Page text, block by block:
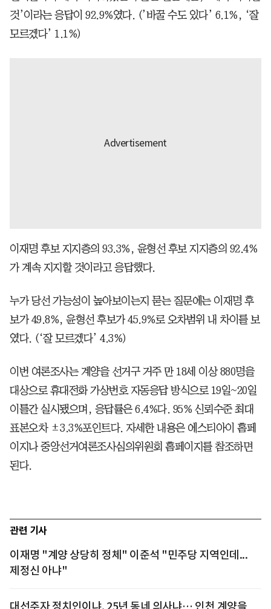
것’이라는 응답이 92.9%였다. (’바꿀 수도 있다’ 6.1%, ‘잘
모르겠다’ 1.1%)
이재명 후보 지지층의 93.3%, 윤형선 후보 지지층의 92.4%
가 계속 지지할 것이라고 응답했다.
누가 당선 가능성이 높아보이는지 묻는 질문에는 이재명 후
보가 49.8%, 윤형선 후보가 45.9%로 오차범위 내 차이를 보
였다. (‘잘 모르겠다’ 4.3%)
이번 여론조사는 계양을 선거구 거주 만 18세 이상 880명을
대상으로 휴대전화 가상번호 자동응답 방식으로 19일~20일
이틀간 실시됐으며, 응답률은 6.4%다. 95% 신뢰수준 최대
표본오차 ±3.3%포인트다. 자세한 내용은 에스티아이 홈페
이지나 중앙선거여론조사심의위원회 홈페이지를 참조하면
된다.
관련 기사
이재명 "계양 상당히 정체" 이준석 "민주당 지역인데...
제정신 아냐"
대선주자 정치인이냐, 25년 동네 의사냐… 인천 계양을